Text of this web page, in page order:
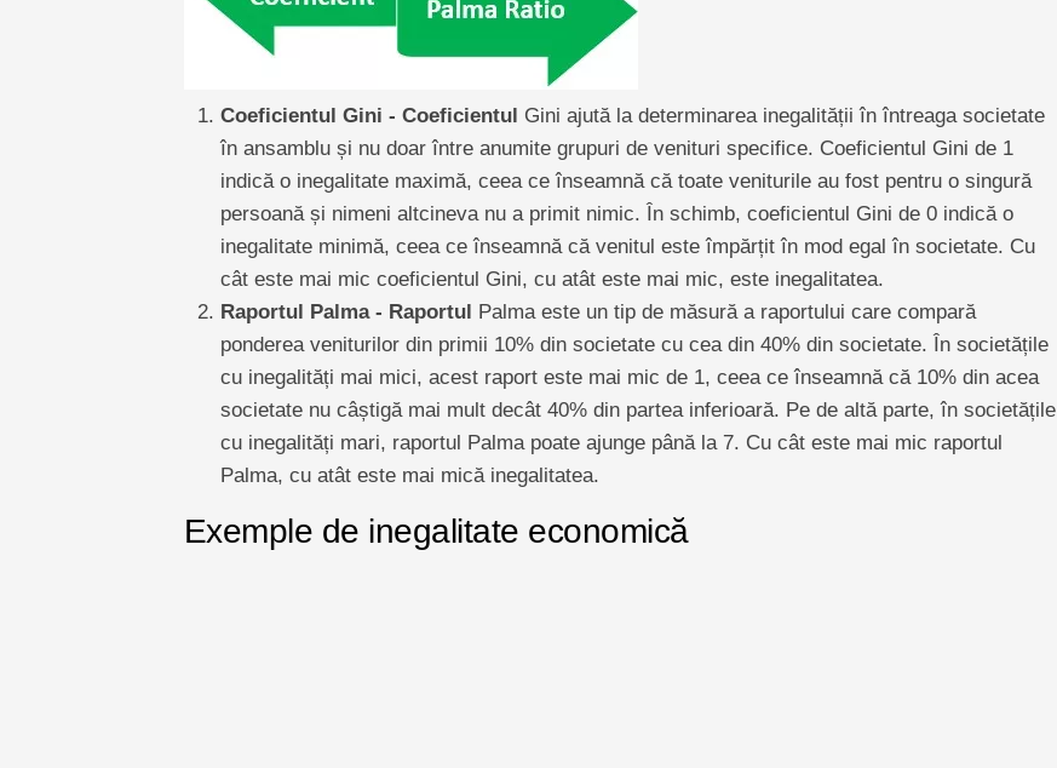
Coeficientul Gini - Coeficientul Gini ajută la determinarea inegalității în întreaga societate
în ansamblu și nu doar între anumite grupuri de venituri specifice. Coeficientul Gini de 1
indică o inegalitate maximă, ceea ce înseamnă că toate veniturile au fost pentru o singură
persoană și nimeni altcineva nu a primit nimic. În schimb, coeficientul Gini de 0 indică o
inegalitate minimă, ceea ce înseamnă că venitul este împărțit în mod egal în societate. Cu
cât este mai mic coeficientul Gini, cu atât este mai mic, este inegalitatea.
Raportul Palma - Raportul Palma este un tip de măsură a raportului care compară
ponderea veniturilor din primii 10% din societate cu cea din 40% din societate. În societățile
cu inegalități mai mici, acest raport este mai mic de 1, ceea ce înseamnă că 10% din acea
societate nu câștigă mai mult decât 40% din partea inferioară. Pe de altă parte, în societățile
cu inegalități mari, raportul Palma poate ajunge până la 7. Cu cât este mai mic raportul
Palma, cu atât este mai mică inegalitatea.
Exemple de inegalitate economică